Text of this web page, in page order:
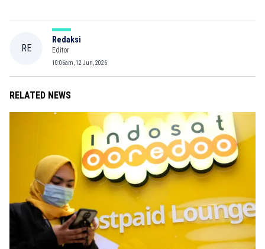
RE
Redaksi
Editor
10:06am, 12 Jun, 2026
RELATED NEWS